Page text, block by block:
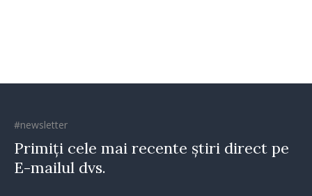
#newsletter
Primiți cele mai recente știri direct pe
E-mailul dvs.